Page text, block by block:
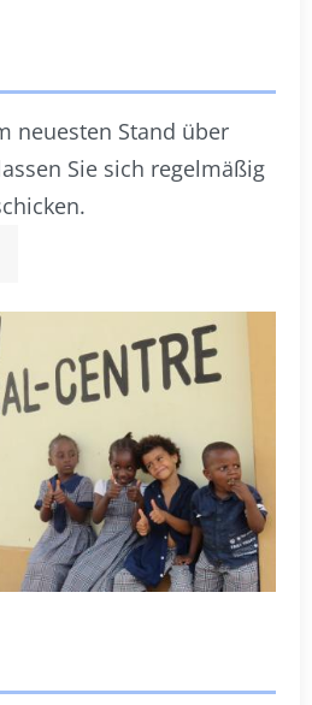
neuesten Stand über
Sie sich regelmäßig